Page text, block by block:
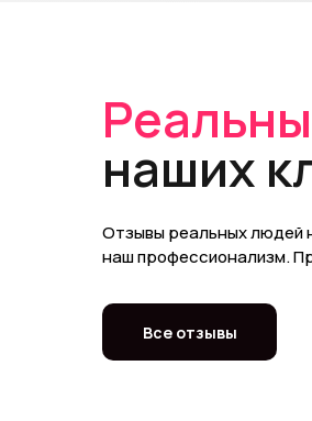
наших
Все отзывы
Отзывы реальных людей
наш профессионализм.